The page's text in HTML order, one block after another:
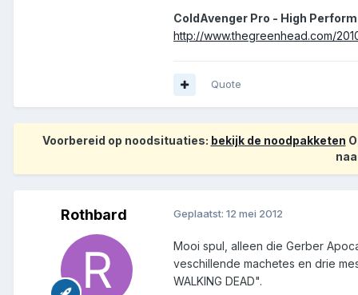
ColdAvenger Pro - High
http://www.thegreenhead.com/
Quote
Voorbereid op noodsituaties: bekijk de noodpakketen
Rothbard Geplaatst: 12 mei 2012
Mooi spul, alleen die Gerber
veschillende machetes en drie
WALKING DEAD".